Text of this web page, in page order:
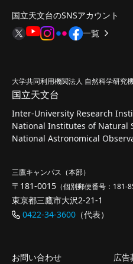
国立天文台のSNSアカウント
一覧
大学共同利用機関法人 自然科学研究
国立天文台
Inter-University Research
National Institutes of Natural
National Astronomical
三鷹キャンパス（本部）
〒181-0015 （個別郵便番号：181-
東京都三鷹市大沢2-21-1
0422-34-3600 （代表）
お問い合わせ 広告